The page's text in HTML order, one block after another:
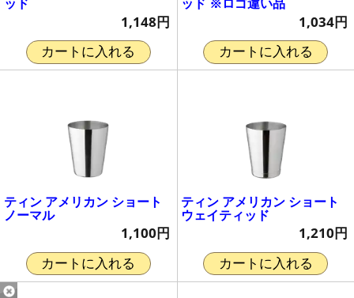
1,148円
カートに入れる
1,034円
カートに入れる
ティン アメリカン ショート
ノーマル
1,100円
カートに入れる
ティン アメリカン ショート
ウェイティッド
1,210円
カートに入れる